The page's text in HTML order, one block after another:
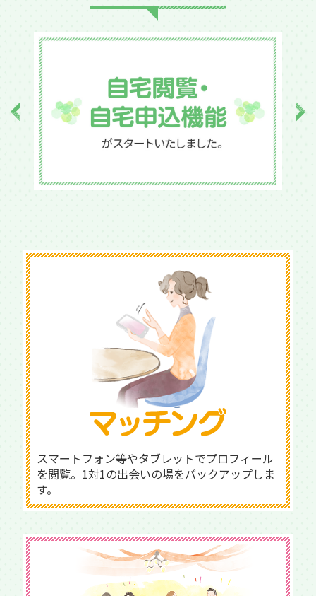
スマートフォン等やタブレットでプロフィール
を閲覧。1対1の出会いの場をバックアップしま
す。